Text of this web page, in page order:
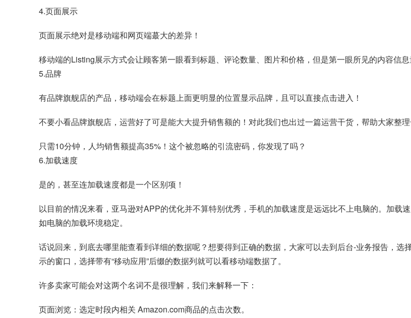
4.页面展示
页面展示绝对是移动端和网页端蕞大的差异！
移动端的Listing展示方式会让顾客第一眼看到标题、评论数量、图片和价格，但是第一眼所见的内容信
5.品牌
有品牌旗舰店的产品，移动端会在标题上面更明显的位置显示品牌，且可以直接点击进入！
不要小看品牌旗舰店，运营好了可是能大大提升销售额的！对此我们也出过一篇运营干货，帮助大家整理
只需10分钟，人均销售额提高35%！这个被忽略的引流密码，你发现了吗？
6.加载速度
是的，甚至连加载速度都是一个区别项！
以目前的情况来看，亚马逊对APP的优化并不算特别优秀，手机的加载速度是远远比不上电脑的。加载
如电脑的加载环境稳定。
话说回来，到底去哪里能查看到详细的数据呢？想要得到正确的数据，大家可以去到后台-业务报告，
示的窗口，选择带有“移动应用”后缀的数据列就可以看移动端数据了。
许多卖家可能会对这两个名词不是很理解，我们来解释一下：
页面浏览：选定时段内相关 Amazon.com商品的点击次数。